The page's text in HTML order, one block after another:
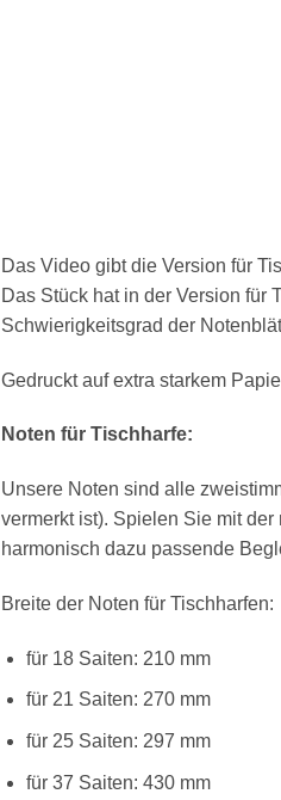
Das Video gibt die Version für
Das Stück hat in der Version für
Schwierigkeitsgrad der
Gedruckt auf extra starkem
Noten für Tischharfe:
Unsere Noten sind alle
vermerkt ist). Spielen Sie mit
harmonisch dazu passende
Breite der Noten für Tischharfen:
für 18 Saiten: 210 mm
für 21 Saiten: 270 mm
für 25 Saiten: 297 mm
für 37 Saiten: 430 mm